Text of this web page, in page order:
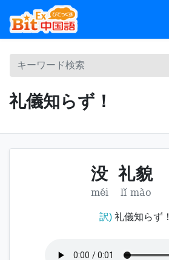
礼儀知らず！
没 礼貌
méi lǐ mào
訳)礼儀知らず！